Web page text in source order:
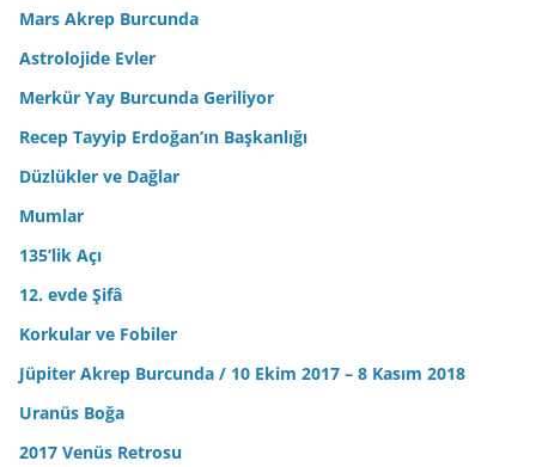
Mars Akrep Burcunda
Astrolojide Evler
Merkür Yay Burcunda Geriliyor
Recep Tayyip Erdoğan’ın Başkanlığı
Düzlükler ve Dağlar
Mumlar
135’lik Açı
12. evde Şifâ
Korkular ve Fobiler
Jüpiter Akrep Burcunda / 10 Ekim 2017 – 8 Kasım 2018
Uranüs Boğa
2017 Venüs Retrosu